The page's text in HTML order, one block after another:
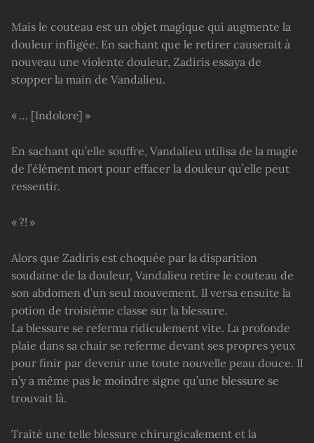
Mais le couteau est un objet magique qui augmente la
douleur infligée. En sachant que le retirer causerait à
nouveau une violente douleur, Zadiris essaya de
stopper la main de Vandalieu.
« … [Indolore] »
En sachant qu’elle souffre, Vandalieu utilisa de la magie
de l’élément mort pour effacer la douleur qu’elle peut
ressentir.
« ?! »
Alors que Zadiris est choquée par la disparition
soudaine de la douleur, Vandalieu retire le couteau de
son abdomen d’un seul mouvement. Il versa ensuite la
potion de troisième classe sur la blessure.
La blessure se referma ridiculement vite. La profonde
plaie dans sa chair se referme devant ses propres yeux
pour finir par devenir une toute nouvelle peau douce. Il
n’y a même pas le moindre signe qu’une blessure se
trouvait là.
Traité une telle blessure chirurgicalement et la